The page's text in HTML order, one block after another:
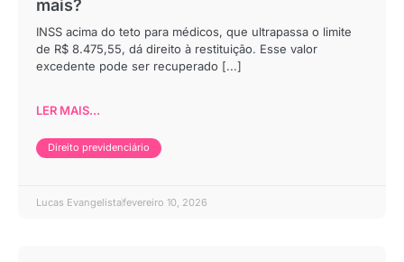
mais?
INSS acima do teto para médicos, que ultrapassa o limite
de R$ 8.475,55, dá direito à restituição. Esse valor
excedente pode ser recuperado [...]
LER MAIS...
Direito previdenciário
Lucas Evangelistafevereiro 10, 2026